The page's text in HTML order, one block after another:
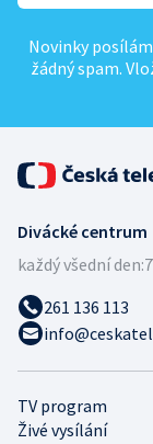
Novinky
žádný spam.